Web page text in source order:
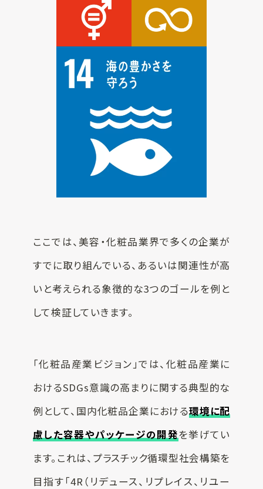
ここでは、美容・化粧品業界で多くの企業が
すでに取り組んでいる、あるいは関連性が高
いと考えられる象徴的な3つのゴールを例と
して検証していきます。
「化粧品産業ビジョン」では、化粧品産業に
おけるSDGs意識の高まりに関する典型的な
例として、国内化粧品企業における環境に配
慮した容器やパッケージの開発を挙げてい
ます。これは、プラスチック循環型社会構築を
目指す「4R（リデュース、リプレイス、リユー